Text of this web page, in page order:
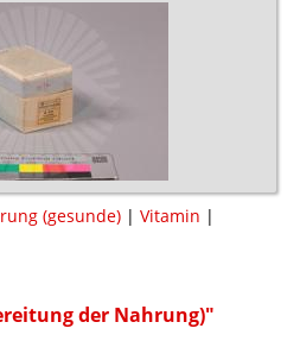
(gesunde) | Vitamin |
der Nahrung)"